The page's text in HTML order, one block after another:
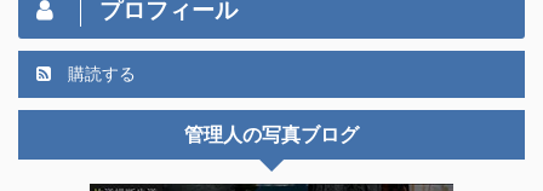
プロフィール
購読する
管理人の写真ブログ